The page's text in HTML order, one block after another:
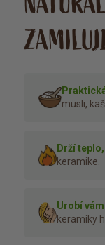
müsli,
Drží
keramike.
Urobí
keramiky